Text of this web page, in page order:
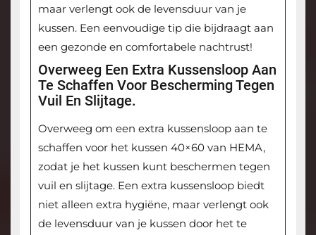
maar verlengt ook de levensduur van je
kussen. Een eenvoudige tip die bijdraagt aan
een gezonde en comfortabele nachtrust!
Overweeg Een Extra Kussensloop Aan
Te Schaffen Voor Bescherming Tegen
Vuil En Slijtage.
Overweeg om een extra kussensloop aan te
schaffen voor het kussen 40×60 van HEMA,
zodat je het kussen kunt beschermen tegen
vuil en slijtage. Een extra kussensloop biedt
niet alleen extra hygiëne, maar verlengt ook
de levensduur van je kussen door het te